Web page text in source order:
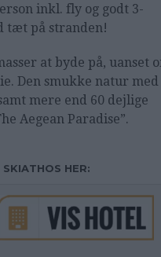
inkl. fly og godt 3-
tæt på stranden!
at byde på, uanset
Den smukke natur med
mere end 60 dejlige
Aegean Paradise”.
HER: